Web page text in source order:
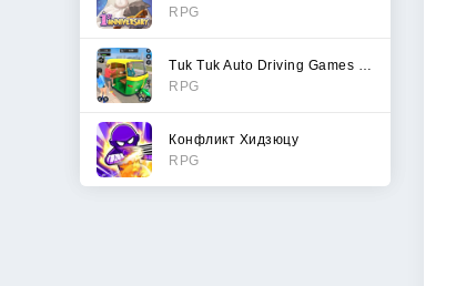
RPG
RPG
Конфликт Хидзюцу
RPG